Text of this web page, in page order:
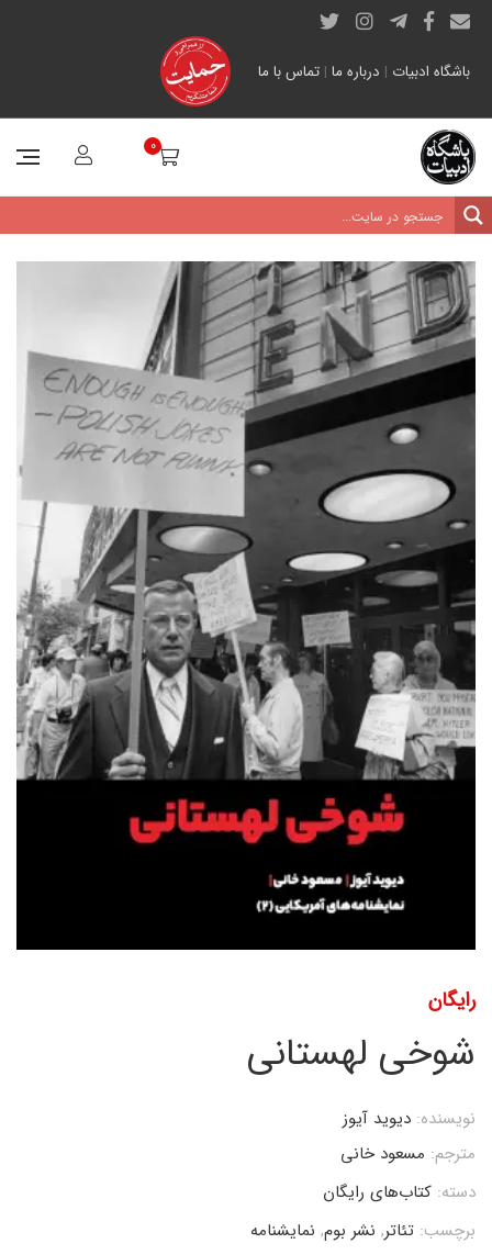
باشگاه ادبیات | درباره ما | تماس با ما
0
رایگان
شوخی لهستانی
نویسنده: دیوید آیوز
مترجم: مسعود خانی
دسته: کتاب‌های رایگان
برچسب: تئاتر, نشر بوم, نمایشنامه